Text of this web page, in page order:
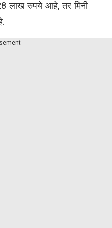
लाख रुपये आहे, तर मिनी